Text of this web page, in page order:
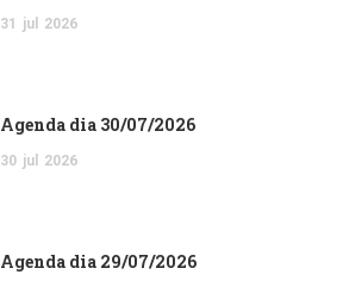
31 jul 2026
Agenda dia 30/07/2026
30 jul 2026
Agenda dia 29/07/2026